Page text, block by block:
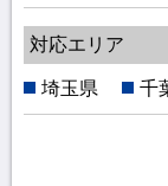
対応エリア
埼玉県 千